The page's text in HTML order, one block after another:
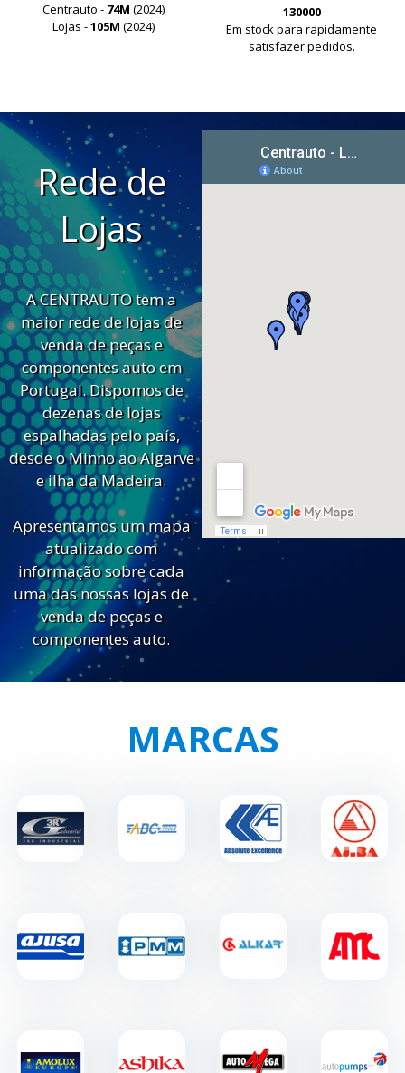
Centrauto - 74M (2024)
Lojas -105M (2024)
130000
Em stock para rapidamente
satisfazer pedidos.
Rede de
Lojas
A CENTRAUTO tem a
maior rede de lojas de
venda de peças e
componentes auto em
Portugal. Dispomos de
dezenas de lojas
espalhadas pelo país,
desde o Minho ao Algarve
e ilha da Madeira.
Apresentamos um mapa
atualizado com
informação sobre cada
uma das nossas lojas de
venda de peças e
componentes auto.
MARCAS